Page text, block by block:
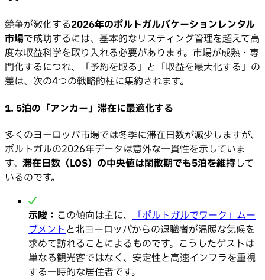
競争が激化する2026年のポルトガルバケーションレンタル
市場で成功するには、基本的なリスティング管理を超えて高
度な収益科学を取り入れる必要があります。市場が成熟・専
門化するにつれ、「予約を取る」と「収益を最大化する」の
差は、次の4つの戦略的柱に集約されます。
1. 5泊の「アンカー」滞在に最適化する
多くのヨーロッパ市場では冬季に滞在日数が減少しますが、
ポルトガルの2026年データは意外な一貫性を示していま
す。 滞在日数（LOS）の中央値は閑散期でも5泊を維持して
いるのです。
示唆： この傾向は主に、 「ポルトガルでワーク」ムー
ブメントと北ヨーロッパからの退職者が温暖な気候を
求めて訪れることによるものです。こうしたゲストは
単なる観光客ではなく、安定性と高速インフラを重視
する一時的な居住者です。